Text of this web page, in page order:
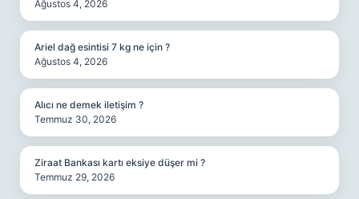
Ağustos 4, 2026
Ariel dağ esintisi 7 kg ne için ?
Ağustos 4, 2026
Alıcı ne demek iletişim ?
Temmuz 30, 2026
Ziraat Bankası kartı eksiye düşer mi ?
Temmuz 29, 2026